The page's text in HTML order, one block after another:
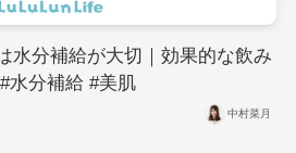
水分補給が大切｜効果的な飲み
水分補給 #美肌
中村菜月